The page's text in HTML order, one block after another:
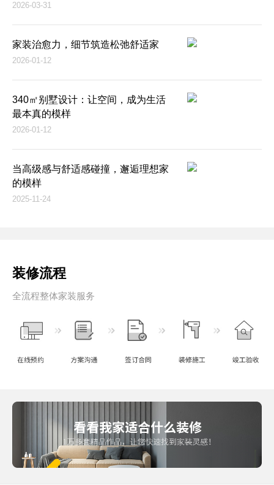
2026-03-31
家装治愈力，细节筑造松弛舒适家
2026-01-12
340㎡别墅设计：让空间，成为生活
最本真的模样
2026-01-12
当高级感与舒适感碰撞，邂逅理想家
的模样
2025-11-24
装修流程
全流程整体家装服务